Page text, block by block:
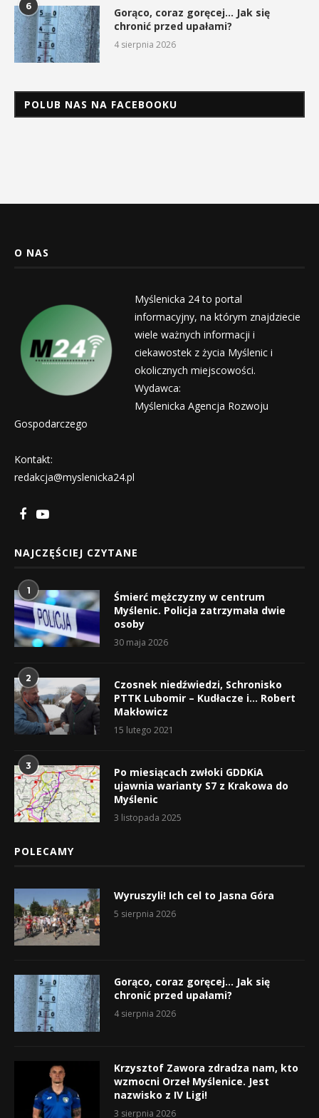
6
Gorąco, coraz goręcej… Jak się
chronić przed upałami?
4 sierpnia 2026
POLUB NAS NA FACEBOOKU
O NAS
Myślenicka 24 to portal
informacyjny, na którym znajdziecie
wiele ważnych informacji i
ciekawostek z życia Myślenic i
okolicznych miejscowości.
Wydawca:
Myślenicka Agencja Rozwoju
Gospodarczego
Kontakt:
redakcja@myslenicka24.pl
NAJCZĘŚCIEJ CZYTANE
1
Śmierć mężczyzny w centrum
Myślenic. Policja zatrzymała dwie
osoby
30 maja 2026
2
Czosnek niedźwiedzi, Schronisko
PTTK Lubomir – Kudłacze i… Robert
Makłowicz
15 lutego 2021
3
Po miesiącach zwłoki GDDKiA
ujawnia warianty S7 z Krakowa do
Myślenic
3 listopada 2025
POLECAMY
Wyruszyli! Ich cel to Jasna Góra
5 sierpnia 2026
Gorąco, coraz goręcej… Jak się
chronić przed upałami?
4 sierpnia 2026
Krzysztof Zawora zdradza nam, kto
wzmocni Orzeł Myślenice. Jest
nazwisko z IV Ligi!
3 sierpnia 2026